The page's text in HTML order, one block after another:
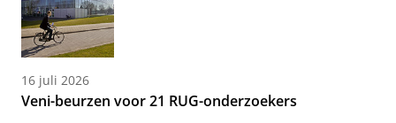
16 juli 2026
Veni-beurzen voor 21 RUG-onderzoekers